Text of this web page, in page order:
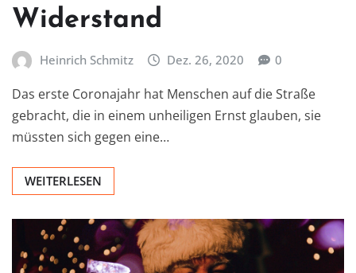
Widerstand
Heinrich Schmitz Dez. 26, 2020 0
Das erste Coronajahr hat Menschen auf die Straße
gebracht, die in einem unheiligen Ernst glauben, sie
müssten sich gegen eine…
WEITERLESEN